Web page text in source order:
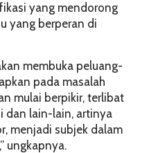
yang mendorong
yang berperan di
membuka peluang-
pada masalah
mulai berpikir, terlibat
dan lain-lain, artinya
menjadi subjek dalam
ungkapnya.